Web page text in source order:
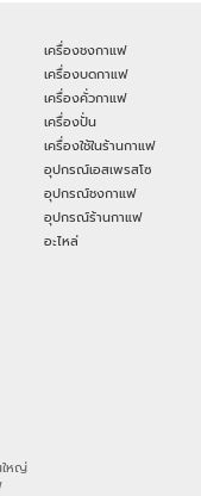
เครื่องชงกาแฟ
เครื่องบดกาแฟ
เครื่องคั่วกาแฟ
เครื่องปั่น
เครื่องใช้ในร้านกาแฟ
อุปกรณ์เอสเพรสโซ
อุปกรณ์ชงกาแฟ
อุปกรณ์ร้านกาแฟ
อะไหล่
ใหญ่